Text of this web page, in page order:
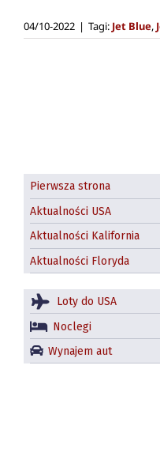
04/10-2022 | Tagi: Jet Blue,
Pierwsza strona
Aktualności USA
Aktualności Kalifornia
Aktualności Floryda
Loty do USA
Noclegi
Wynajem aut